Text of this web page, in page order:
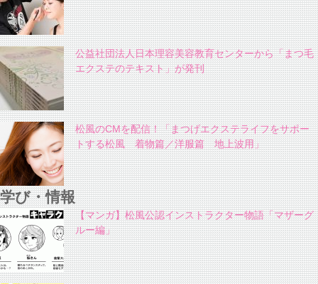
公益社団法人日本理容美容教育センターから「まつ毛
エクステのテキスト」が発刊
松風のCMを配信！「まつげエクステライフをサポー
トする松風 着物篇／洋服篇 地上波用」
学び・情報
【マンガ】松風公認インストラクター物語「マザーグ
ルー編」